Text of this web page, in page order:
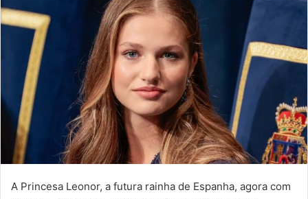
A Princesa Leonor, a futura rainha de Espanha, agora com